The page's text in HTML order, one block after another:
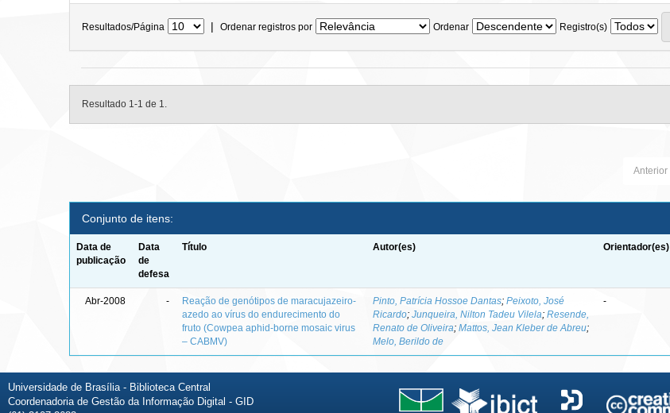
Resultados/Página | Ordenar registros por Ordenar Registro(s)
Resultado 1-1 de 1.
Anterior
Conjunto de itens:
Data de
publicação
Data
de
defesa
Título Autor(es) Orientador(es)
Abr-2008 -
Reação de genótipos de maracujazeiro-
azedo ao vírus do endurecimento do
fruto (Cowpea aphid-borne mosaic virus
– CABMV)
Pinto, Patrícia Hossoe Dantas;Peixoto, José
Ricardo;Junqueira, Nilton Tadeu Vilela;Resende,
Renato de Oliveira;Mattos, Jean Kleber de Abreu;
Melo, Berildo de
-
Universidade de Brasília - Biblioteca Central
Coordenadoria de Gestão da Informação Digital - GID